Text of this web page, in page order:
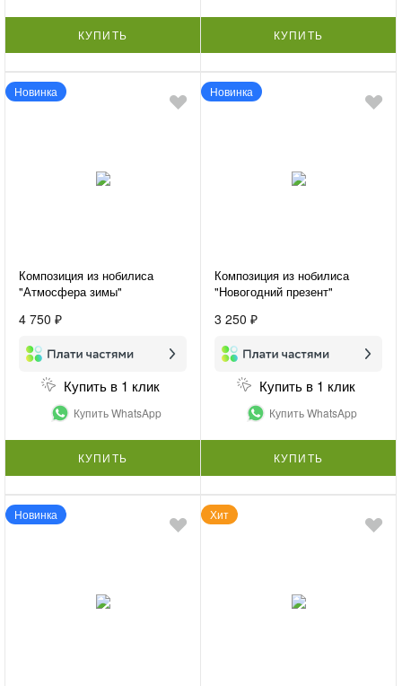
КУПИТЬ КУПИТЬ
Новинка
Композиция из нобилиса
"Атмосфера зимы"
4 750 ₽
Купить в 1 клик
Купить WhatsApp
КУПИТЬ
Новинка
Композиция из нобилиса
"Новогодний презент"
3 250 ₽
Купить в 1 клик
Купить WhatsApp
КУПИТЬ
Новинка Хит